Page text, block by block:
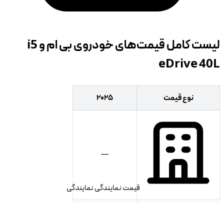
لیست کامل قیمت‌های خودروی بی ام و i5
eDrive 40L
نوع قیمت ۲۰۲۵
قیمت نمایندگینمایندگی
—